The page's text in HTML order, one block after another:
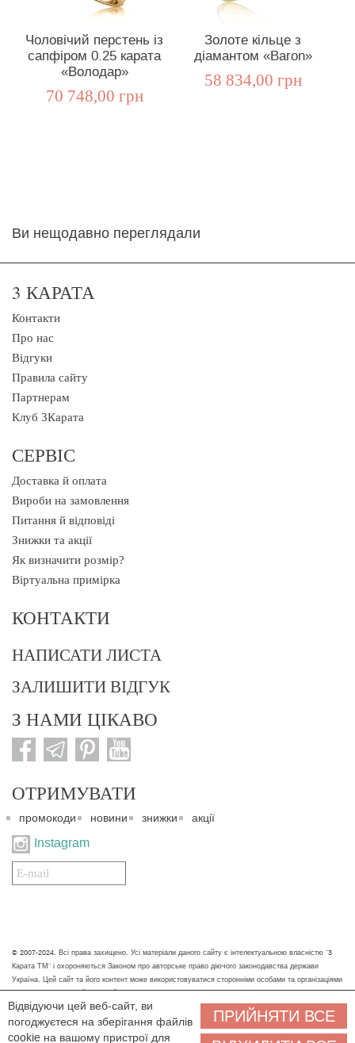
Чоловічий перстень із
сапфіром 0.25 карата
«Володар»
70 748,00 грн
Золоте кільце з
діамантом «Baron»
58 834,00 грн
Ви нещодавно переглядали
3 КАРАТА
Контакти
Про нас
Відгуки
Правила сайту
Партнерам
Клуб 3Карата
СЕРВІС
Доставка й оплата
Вироби на замовлення
Питання й відповіді
Знижки та акції
Як визначити розмір?
Віртуальна примірка
КОНТАКТИ
НАПИСАТИ ЛИСТА
ЗАЛИШИТИ ВІДГУК
З НАМИ ЦІКАВО
ОТРИМУВАТИ
промокоди новини знижки акції
Instagram
Подписаться
на
© 2007-2024. Всі права захищено. Усі матеріали даного сайту є інтелектуальною власністю "3
Карата ТМ" і охороняються Законом про авторське право діючого законодавства держави
Україна. Цей сайт та його контент може використовуватися сторонніми особами та організаціями
тільки для некомерційних цілей. Будь-яке завантаження, копіювання, друк та інше використання
матеріалів даного сайту для некомерційних цілей повинно супроводжуватись працюючим
посиланням або іншим зазначенням на джерело.
Відвідуючи цей веб-сайт, ви
погоджуєтеся на зберігання файлів
cookie на вашому пристрої для
ПРИЙНЯТИ ВСЕ